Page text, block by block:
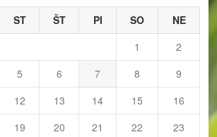
ST ŠT PI SO
NE
1
2
5 6 7 8
9
12 13 14 15
16
19 20 21 22
23